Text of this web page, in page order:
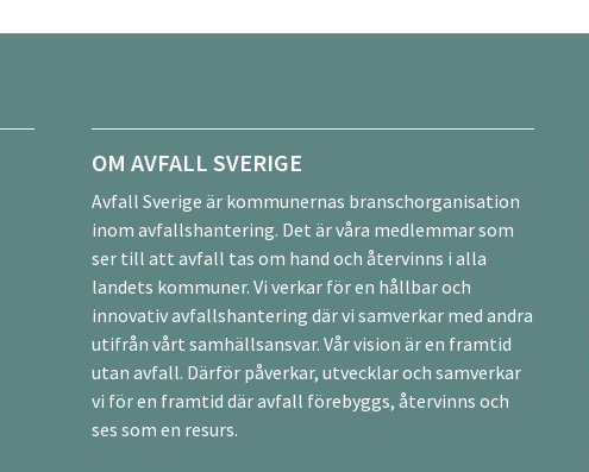
OM AVFALL SVERIGE
Avfall Sverige är kommunernas branschorganisation
inom avfallshantering. Det är våra medlemmar som
ser till att avfall tas om hand och återvinns i alla
landets kommuner. Vi verkar för en hållbar och
innovativ avfallshantering där vi samverkar med andra
utifrån vårt samhällsansvar. Vår vision är en framtid
utan avfall. Därför påverkar, utvecklar och samverkar
vi för en framtid där avfall förebyggs, återvinns och
ses som en resurs.